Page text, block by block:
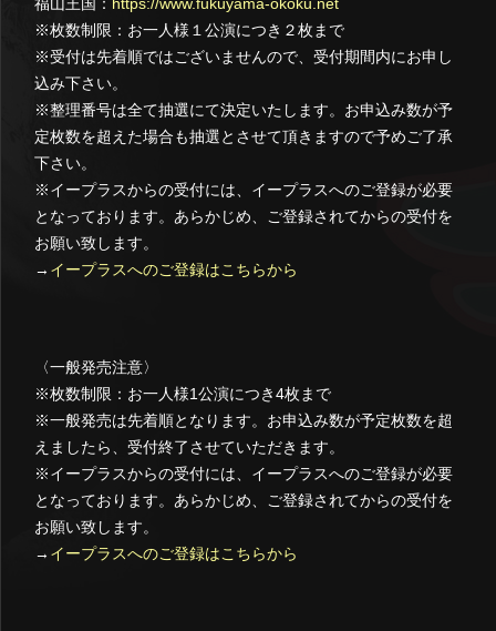
福山王国： https://www.fukuyama-okoku.net
※枚数制限：お一人様１公演につき２枚まで
※受付は先着順ではございませんので、受付期間内にお申し
込み下さい。
※整理番号は全て抽選にて決定いたします。お申込み数が予
定枚数を超えた場合も抽選とさせて頂きますので予めご了承
下さい。
※イープラスからの受付には、イープラスへのご登録が必要
となっております。あらかじめ、ご登録されてからの受付を
お願い致します。
→ イープラスへのご登録はこちらから
〈一般発売注意〉
※枚数制限：お一人様1公演につき4枚まで
※一般発売は先着順となります。お申込み数が予定枚数を超
えましたら、受付終了させていただきます。
※イープラスからの受付には、イープラスへのご登録が必要
となっております。あらかじめ、ご登録されてからの受付を
お願い致します。
→ イープラスへのご登録はこちらから